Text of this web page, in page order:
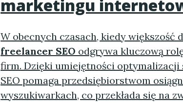
marketingu
W obecnych czasach, kiedy większość
freelancer SEO odgrywa kluczową
firm. Dzięki umiejętności
SEO pomaga przedsiębiorstwom
wyszukiwarkach, co przekłada się na